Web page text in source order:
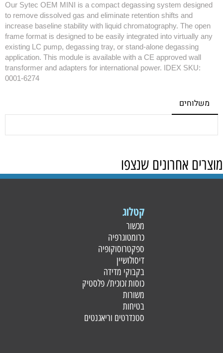
Our Sytec OEM MINI is a compact degassing system designed
to remove dissolved gas and eliminate retention shifts and
increase baseline stability with liquid chromatography. The open
frame format is designed to be easily integrated into virtually any
existing LC pump, degassing tray, or stand-alone degassing
application. This module is available with a CE approved wall
transformer and adapters for international power. IDEX SKU:
0001-6274
משלוחים
מוצרים אחרונים שנצפו
קטלוג
מכשור
כרומטוגרפיה
ספקטרוסוקופיה
דיסולושיין
בקבוקי מדידה
כוסות זכוכית/ פלסטיק
משורות
בטיחות
סטנדרטים וריאגנטים